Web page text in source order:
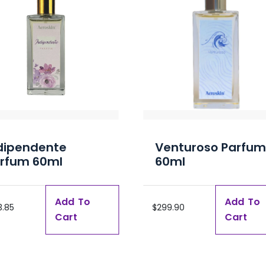
60ml
Add To
Cart
Venturoso Parfum
60ml
$299.90
Add To
Cart